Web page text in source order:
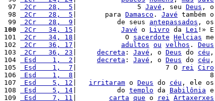
97
2Cr   28,  5 |               5 Javé , seu Deus , o
98
2Cr   28,  5 |       para Damasco . Javé também o
99
2Cr   28,  9 |          de seus antepassados , os
100
2Cr   34, 15 Javé o Livro da Lei !» E
101
2Cr   34, 18 |            O sacerdote Helcias me
102
2Cr   36, 17 adultos ou velhos . Deus
103
2Cr   36, 23 decreta : Javé , o Deus do céu ,
104
Esd    1,  2 decreta : Javé , o Deus do céu ,
105
Esd    1,  7 |                      7 O rei Ciro
106
Esd    1,  8 |                                 8
107
Esd    5, 12 irritaram o Deus do céu , ele os
108
Esd    5, 14 |          do templo da Babilônia e
109
Esd    7, 11 carta que o rei Artaxerxes